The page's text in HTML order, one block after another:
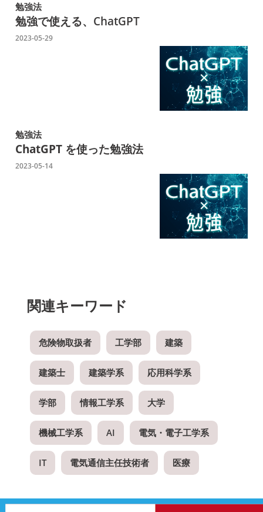
勉強法
勉強で使える、 ChatGPT
2023-05-29
勉強法
ChatGPT を使った勉強法
2023-05-14
関連キーワード
危険物取扱者 工学部 建築
建築士 建築学系 応用科学系
学部 情報工学系 大学
機械工学系 AI 電気・電子工学系
IT 電気通信主任技術者 医療